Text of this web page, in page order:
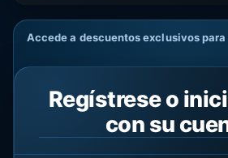
Accede a descuentos exclusivos
Regístrese o
con su